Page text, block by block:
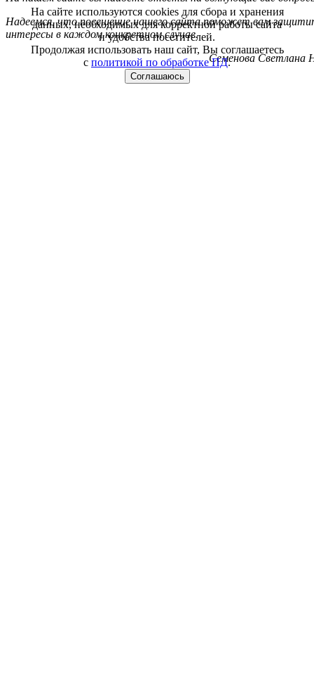
Надеемся, что посещение нашего сайта поможет вам
интересы в каждом конкретном случае.
Семенова Светлана
На сайте используются cookies для сбора и хранения
данных, необходимых для корректной работы сайта
и удобства посетителей.
Продолжая использовать наш сайт, Вы соглашаетесь
с политикой по обработке ПД.
Соглашаюсь